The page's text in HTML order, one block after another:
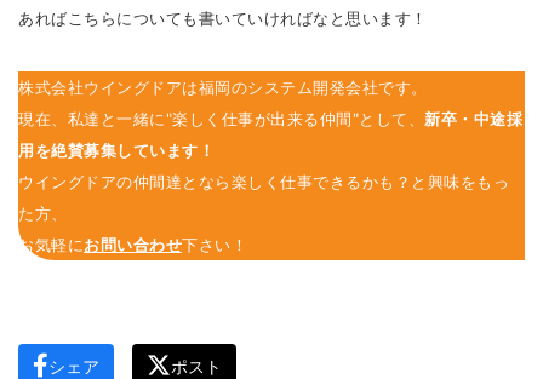
あればこちらについても書いていければなと思います！
株式会社ウイングドアは福岡のシステム開発会社です。
現在、私達と一緒に"楽しく仕事が出来る仲間"として、 新卒・中途採
用を絶賛募集しています！
ウイングドアの仲間達となら楽しく仕事できるかも？と興味をもっ
た方、
お気軽にお問い合わせ下さい！
シェア ポスト